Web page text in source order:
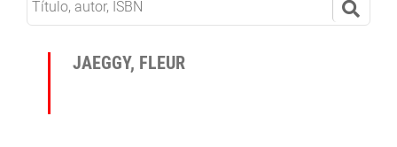
JAEGGY, FLEUR